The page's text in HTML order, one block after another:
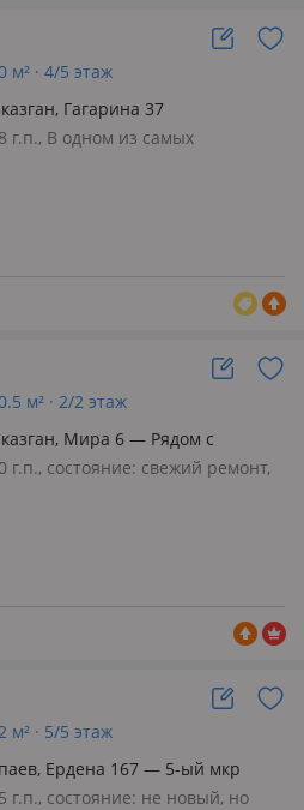
м² · 4/5 этаж
Гагарина 37
г.п., В одном из самых
теплая, светлая, уютная.
ремонт. Подходит под
м² · 2/2 этаж
Мира 6 — Рядом с
Казахмыс
г.п., состояние: свежий ремонт,
кондиционеры, на
2 квартиры, двор тихий,
м² · 5/5 этаж
Ердена 167 — 5-ый мкр
г.п., состояние: не новый, но